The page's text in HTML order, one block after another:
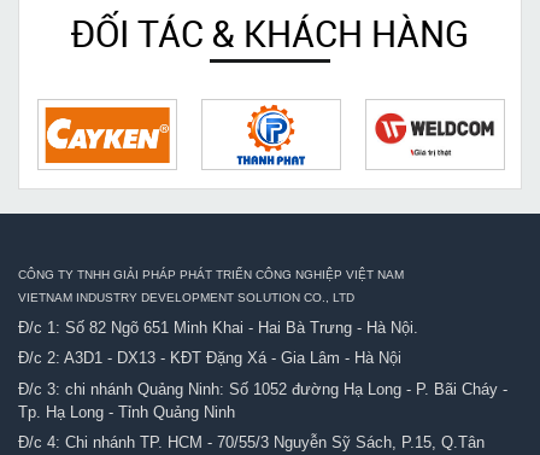
ĐỐI TÁC & KHÁCH HÀNG
CÔNG TY TNHH GIẢI PHÁP PHÁT TRIỂN CÔNG NGHIỆP VIỆT NAM
VIETNAM INDUSTRY DEVELOPMENT SOLUTION CO., LTD
Đ/c 1: Số 82 Ngõ 651 Minh Khai - Hai Bà Trưng - Hà Nội.
Đ/c 2: A3D1 - DX13 - KĐT Đặng Xá - Gia Lâm - Hà Nội
Đ/c 3: chi nhánh Quảng Ninh: Số 1052 đường Hạ Long - P. Bãi Cháy -
Tp. Hạ Long - Tỉnh Quảng Ninh
Đ/c 4: Chi nhánh TP. HCM - 70/55/3 Nguyễn Sỹ Sách, P.15, Q.Tân